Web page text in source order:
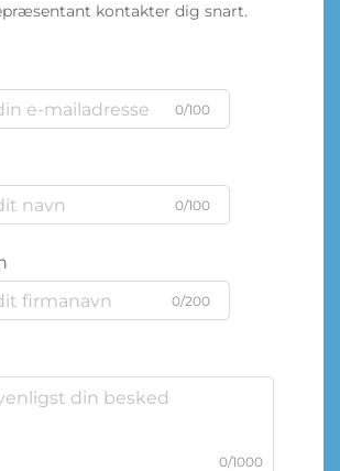
kontakter dig snart.
0/100
0/100
0/200
0/1000